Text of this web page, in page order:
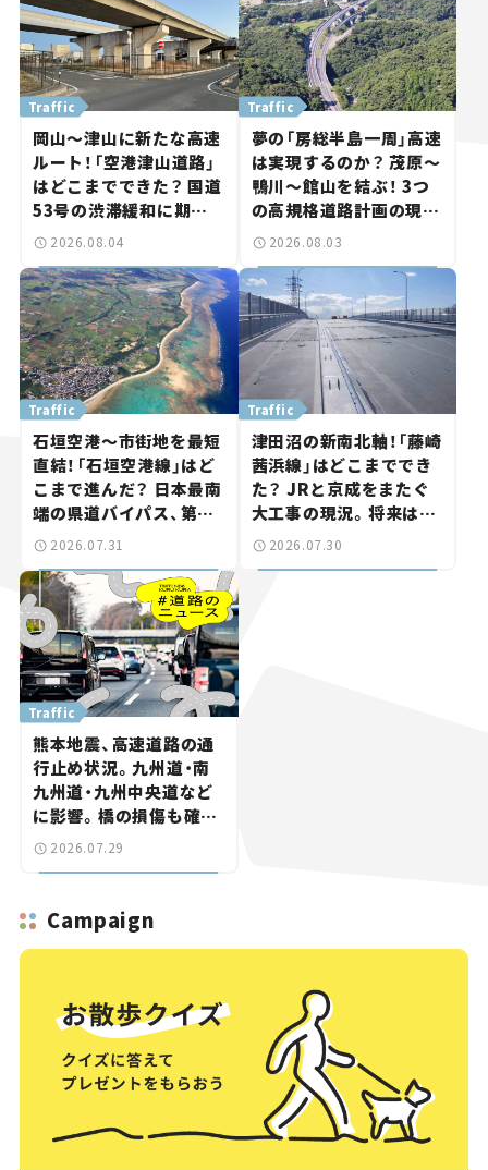
Traffic
岡山～津山に新たな高速
ルート！「空港津山道路」
はどこまでできた？ 国道
53号の渋滞緩和に期待。
岡山市側でも動きが【い
2026.08.04
Traffic
夢の「房総半島一周」高速
は実現するのか？ 茂原～
鴨川～館山を結ぶ！ 3つ
の高規格道路計画の現
状。「館山鴨川道路」で検
路計画】
2026.08.03
Traffic
石垣空港～市街地を最短
直結！「石垣空港線」はど
こまで進んだ？ 日本最南
端の県道バイパス、第2
工区も延伸開通 【いま気
2026.07.31
Traffic
津田沼の新南北軸！「藤崎
茜浜線」はどこまででき
た？ JRと京成をまたぐ
大工事の現況。将来は
「習志野～鎌ケ谷」を最短
2026.07.30
Traffic
熊本地震、高速道路の通
行止め状況。九州道・南
九州道・九州中央道など
に影響。橋の損傷も確認
【道路のニュース】
2026.07.29
Campaign